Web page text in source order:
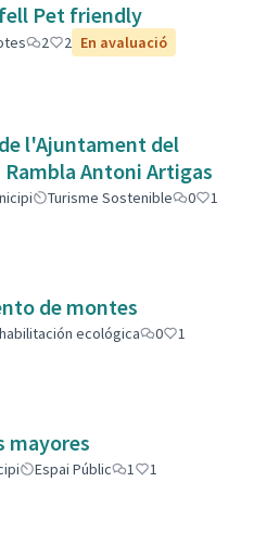
Calafell Pet friendly
2 2 En avaluació
l'Ajuntament del
Antoni Artigas
Turisme Sostenible 0
1
de montes
ecológica 0
1
mayores
Espai Públic 1
1